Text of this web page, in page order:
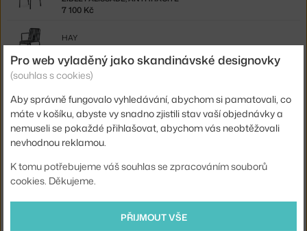
7 100 Kč
PALISSADE ARMCHAIR, ANTHRACITE
HAY
8 180 Kč
PALISSADE DINING ARMCHAIR, ANTHRACITE
10 180 Kč
PALISSADE CANTILEVER ARMCHAIR, ANTHRACITE
HAY
HAY
Pro web vyladěný jako skandinávské designovky
(souhlas s cookies)
Aby správně fungovalo vyhledávání, abychom si pamatovali, co
máte v košíku, abyste vy snadno zjistili stav vaší objednávky a
nemuseli se pokaždé přihlašovat, abychom vás neobtěžovali
nevhodnou reklamou.
K tomu potřebujeme váš souhlas se zpracováním souborů
cookies. Děkujeme.
PŘIJMOUT VŠE